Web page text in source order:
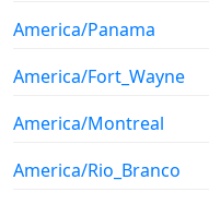
America/Panama
America/Fort_Wayne
America/Montreal
America/Rio_Branco